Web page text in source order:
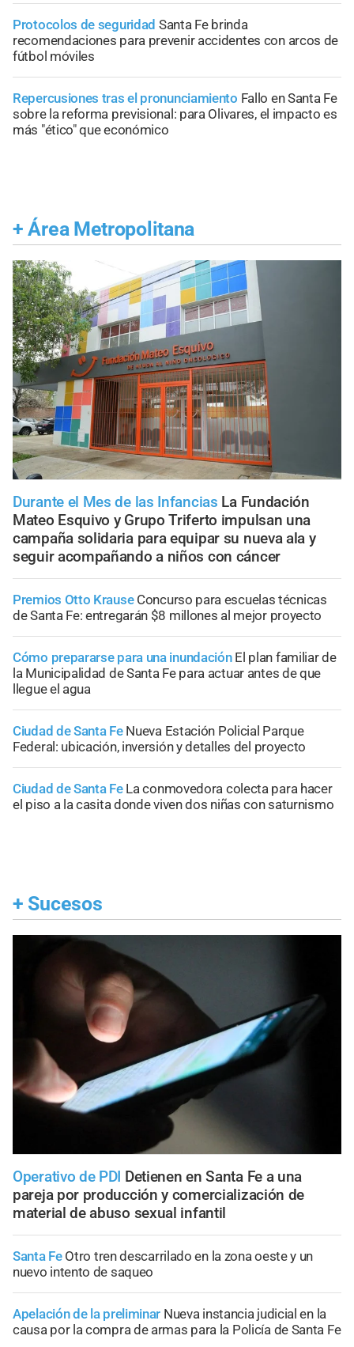
Protocolos de seguridad Santa Fe brinda
recomendaciones para prevenir accidentes con arcos de
fútbol móviles
Repercusiones tras el pronunciamiento Fallo en Santa Fe
sobre la reforma previsional: para Olivares, el impacto es
más "ético" que económico
+ Área Metropolitana
Durante el Mes de las Infancias La Fundación
Mateo Esquivo y Grupo Triferto impulsan una
campaña solidaria para equipar su nueva ala y
seguir acompañando a niños con cáncer
Premios Otto Krause Concurso para escuelas técnicas
de Santa Fe: entregarán $8 millones al mejor proyecto
Cómo prepararse para una inundación El plan familiar de
la Municipalidad de Santa Fe para actuar antes de que
llegue el agua
Ciudad de Santa Fe Nueva Estación Policial Parque
Federal: ubicación, inversión y detalles del proyecto
Ciudad de Santa Fe La conmovedora colecta para hacer
el piso a la casita donde viven dos niñas con saturnismo
+ Sucesos
Operativo de PDI Detienen en Santa Fe a una
pareja por producción y comercialización de
material de abuso sexual infantil
Santa Fe Otro tren descarrilado en la zona oeste y un
nuevo intento de saqueo
Apelación de la preliminar Nueva instancia judicial en la
causa por la compra de armas para la Policía de Santa Fe